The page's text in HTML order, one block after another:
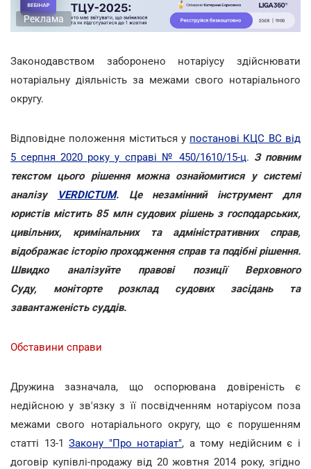
Реклама
Законодавством заборонено нотаріусу здійснювати
нотаріальну діяльність за межами свого нотаріального
округу.
Відповідне положення міститься у постанові КЦС ВС від
5 серпня 2020 року у справі № 450/1610/15-ц. З повним
текстом цього рішення можна ознайомитися у системі
аналізу
VERDICTUM. Це незамінний інструмент для
юристів містить 85 млн судових рішень з господарських,
цивільних, кримінальних та адміністративних справ,
відображає історію проходження справ та подібні рішення.
Швидко аналізуйте правові позиції Верховного
Суду, моніторте розклад судових засідань та
завантаженість суддів.
Обставини справи
Дружина зазначала, що оспорювана довіреність є
недійсною у зв'язку з її посвідченням нотаріусом поза
межами свого нотаріального округу, що є порушенням
статті 13-1Закону "Про нотаріат", а тому недійсним є і
договір купівлі-продажу від 20 жовтня 2014 року, згідно